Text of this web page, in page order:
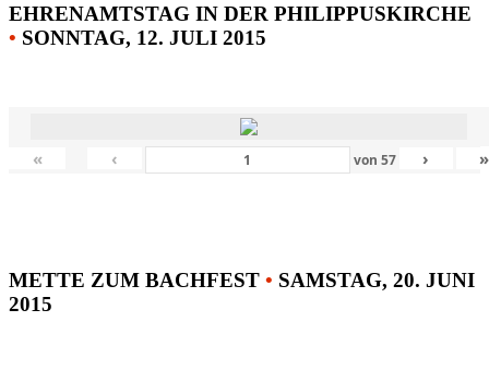
EHRENAMTSTAG IN DER PHILIPPUSKIRCHE
• SONNTAG, 12. JULI 2015
« ‹ von 57 › »
METTE ZUM BACHFEST • SAMSTAG, 20. JUNI
2015